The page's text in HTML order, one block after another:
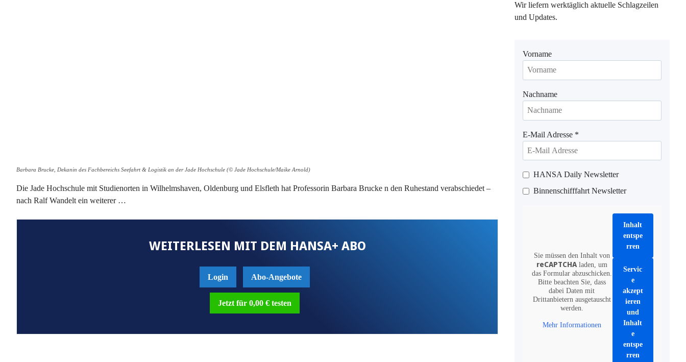
Barbara Brucke, Dekanin des Fachbereichs Seefahrt & Logistik an der Jade Hochschule (© Jade Hochschule/Maike Arnold)
Die Jade Hochschule mit Studienorten in Wilhelmshaven, Oldenburg und Elsfleth hat Professorin Barbara Brucke n den Ruhestand verabschiedet –
nach Ralf Wandelt ein weiterer …
WEITERLESEN MIT DEM HANSA+ ABO
Login Abo-Angebote
Jetzt für 0,00 € testen
Wir liefern werktäglich aktuelle Schlagzeilen
und Updates.
Vorname
Nachname
E-Mail Adresse *
HANSA Daily Newsletter
Binnenschifffahrt Newsletter
Sie müssen den Inhalt von
reCAPTCHAladen, um
das Formular abzuschicken.
Bitte beachten Sie, dass
dabei Daten mit
Drittanbietern ausgetauscht
werden.
Mehr Informationen
Inhalt
entspe
rren
Servic
e
akzept
ieren
und
Inhalt
e
entspe
rren